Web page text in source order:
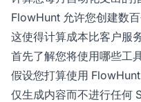
FlowHunt 允许您创建数
这使得计算成本比客户服
首先了解您将使用哪些工
假设您打算使用
仅生成内容而不进行任何